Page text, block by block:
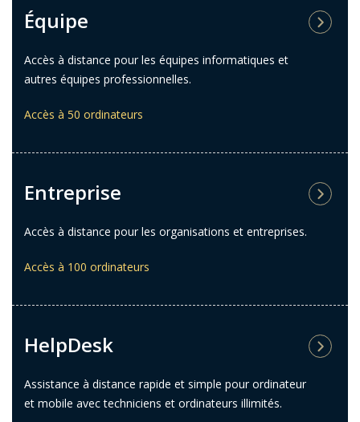
Équipe
Accès à distance pour les équipes informatiques et
autres équipes professionnelles.
Accès à 50 ordinateurs
Entreprise
Accès à distance pour les organisations et entreprises.
Accès à 100 ordinateurs
HelpDesk
Assistance à distance rapide et simple pour ordinateur
et mobile avec techniciens et ordinateurs illimités.